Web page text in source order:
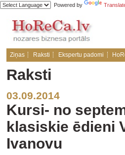
Powered by
Ziņas Raksti Ekspertu padomi
Raksti
03.09.2014
Kursi- no
klasiskie ēdieni
Ivanovu